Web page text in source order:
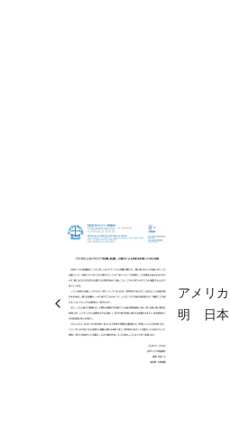
アメリ
明 日本